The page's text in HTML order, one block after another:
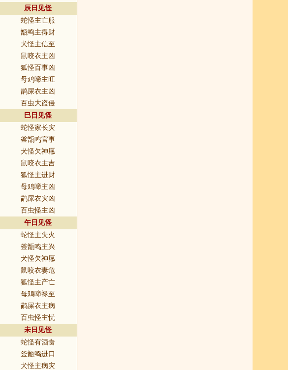
辰日见怪
蛇怪主亡服
甑鸣主得财
犬怪主信至
鼠咬衣主凶
狐怪百事凶
母鸡啼主旺
鹊屎衣主凶
百虫大盗侵
巳日见怪
蛇怪家长灾
釜甑鸣官事
犬怪欠神愿
鼠咬衣主吉
狐怪主进财
母鸡啼主凶
鹋屎衣灾凶
百虫怪主凶
午日见怪
蛇怪主失火
釜甑鸣主兴
犬怪欠神愿
鼠咬衣妻危
狐怪主产亡
母鸡啼禄至
鹋屎衣主病
百虫怪主忧
未日见怪
蛇怪有酒食
釜甑鸣进口
犬怪主病灾